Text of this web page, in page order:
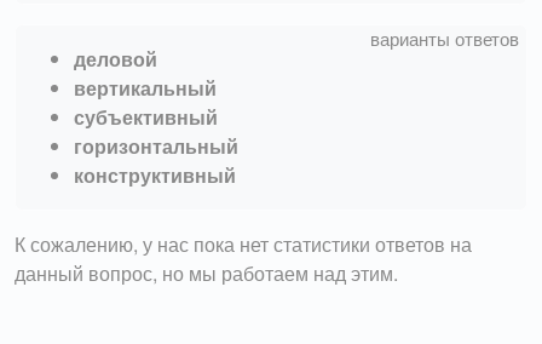
деловой
вертикальный
субъективный
горизонтальный
конструктивный
К сожалению, у нас пока нет статистики ответов на
данный вопрос, но мы работаем над этим.